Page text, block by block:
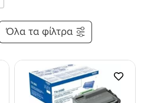
Όλα τα φίλτρα
Προσθήκη
στη Λίστα